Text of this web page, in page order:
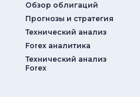
Обзор облигаций
Прогнозы и стратегия
Технический анализ
Forex аналитика
Технический анализ
Forex